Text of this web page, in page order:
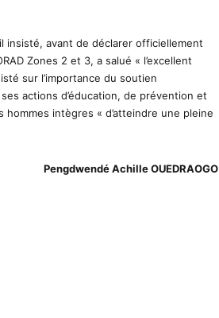
avant de déclarer officiellement
Zones 2 et 3, a salué « l’excellent
sur l’importance du soutien
actions d’éducation, de prévention et
intègres « d’atteindre une pleine
Pengdwendé Achille OUEDRAOGO